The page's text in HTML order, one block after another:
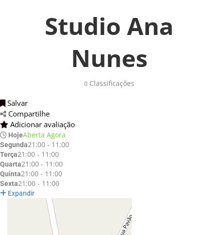
Studio Ana
Nunes
0Classificações
Salvar
Compartilhe
Adicionar avaliação
HojeAberta Agora
Segunda21:00 - 11:00
Terça21:00 - 11:00
Quarta21:00 - 11:00
Quinta21:00 - 11:00
Sexta21:00 - 11:00
Expandir